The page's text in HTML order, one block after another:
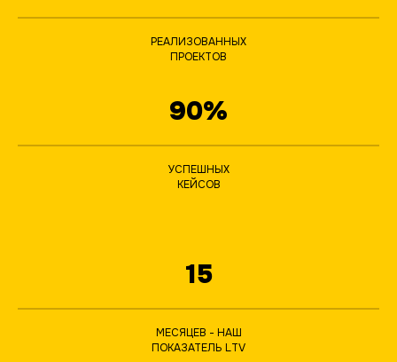
РЕАЛИЗОВАННЫХ
ПРОЕКТОВ
90%
УСПЕШНЫХ
КЕЙСОВ
15
МЕСЯЦЕВ - НАШ
ПОКАЗАТЕЛЬ LTV